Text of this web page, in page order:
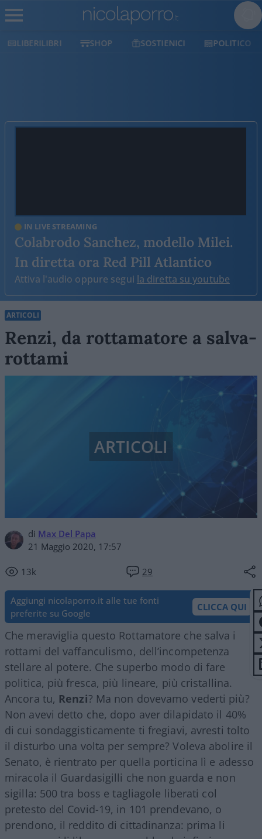
LIBERILIBRI SHOP SOSTIENICI POLITICO
IN LIVE STREAMING
Colabrodo Sanchez, modello Milei.
In diretta ora Red Pill Atlantico
Attiva l'audio oppure segui la diretta su youtube
ARTICOLI
Renzi, da rottamatore a salva-
rottami
di Max Del Papa
21 Maggio 2020, 17:57
13k 29
ARTICOLI
Aggiungi nicolaporro.it alle tue fonti
preferite su Google
CLICCA QUI
Che meraviglia questo Rottamatore che salva i
rottami del vaffanculismo, dell’incompetenza
stellare al potere. Che superbo modo di fare
politica, più fresca, più lineare, più cristallina.
Ancora tu, Renzi? Ma non dovevamo vederti più?
Non avevi detto che, dopo aver dilapidato il 40%
di cui sondaggisticamente ti fregiavi, avresti tolto
il disturbo una volta per sempre? Voleva abolire il
Senato, è rientrato per quella porticina lì e adesso
miracola il Guardasigilli che non guarda e non
sigilla: 500 tra boss e tagliagole liberati col
pretesto del Covid-19, in 101 prendevano, o
prendono, il reddito di cittadinanza: prima li